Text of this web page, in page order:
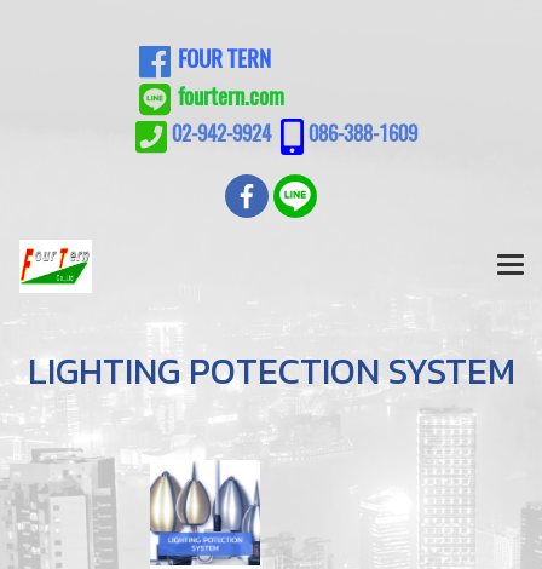
FOUR TERN
fourtern.com
02-942-9924 086-388-1609
LIGHTING POTECTION SYSTEM